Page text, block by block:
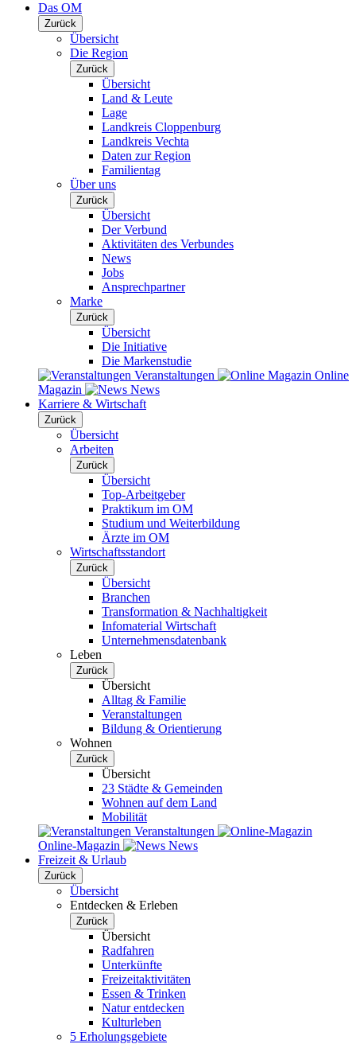
Das OM
Zurück
Übersicht
Die Region
Zurück
Übersicht
Land & Leute
Lage
Landkreis Cloppenburg
Landkreis Vechta
Daten zur Region
Familientag
Über uns
Zurück
Übersicht
Der Verbund
Aktivitäten des Verbundes
News
Jobs
Ansprechpartner
Marke
Zurück
Übersicht
Die Initiative
Die Markenstudie
Veranstaltungen
Online
Magazin
News
Karriere & Wirtschaft
Zurück
Übersicht
Arbeiten
Zurück
Übersicht
Top-Arbeitgeber
Praktikum im OM
Studium und Weiterbildung
Ärzte im OM
Wirtschaftsstandort
Zurück
Übersicht
Branchen
Transformation & Nachhaltigkeit
Infomaterial Wirtschaft
Unternehmensdatenbank
Leben
Zurück
Übersicht
Alltag & Familie
Veranstaltungen
Bildung & Orientierung
Wohnen
Zurück
Übersicht
23 Städte & Gemeinden
Wohnen auf dem Land
Mobilität
Veranstaltungen
Online-Magazin
News
Freizeit & Urlaub
Zurück
Übersicht
Entdecken & Erleben
Zurück
Übersicht
Radfahren
Unterkünfte
Freizeitaktivitäten
Essen & Trinken
Natur entdecken
Kulturleben
5 Erholungsgebiete